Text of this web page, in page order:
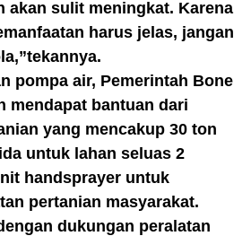
akan sulit meningkat. Karena
harus jelas, jangan
pompa air, Pemerintah Bone
mendapat bantuan dari
yang mencakup 30 ton
untuk lahan seluas 2
handsprayer untuk
pertanian masyarakat.
dukungan peralatan